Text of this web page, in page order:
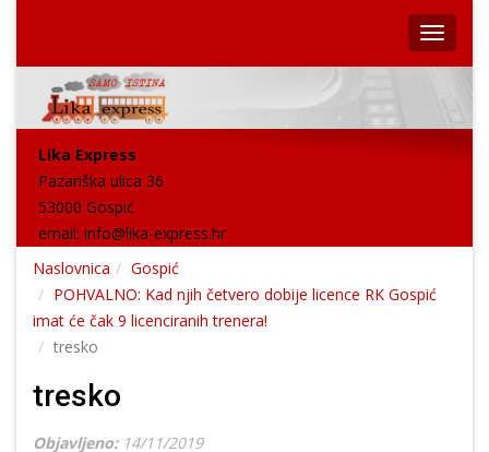
Lika Express
Pazariška ulica 36
53000 Gospić
email: info@lika-express.hr
Naslovnica
Gospić
POHVALNO: Kad njih četvero dobije licence RK Gospić
imat će čak 9 licenciranih trenera!
tresko
tresko
Objavljeno: 14/11/2019